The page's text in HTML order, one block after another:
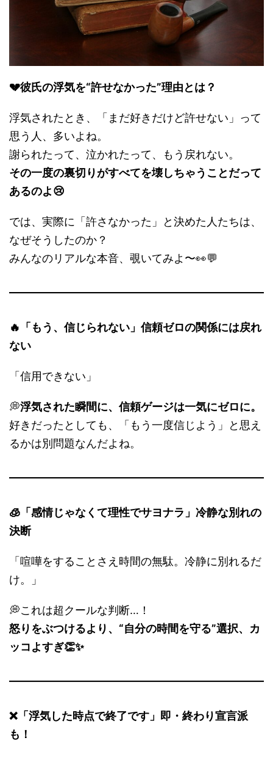
💔彼氏の浮気を“許せなかった”理由とは？
浮気されたとき、「まだ好きだけど許せない」って
思う人、多いよね。
謝られたって、泣かれたって、もう戻れない。
その一度の裏切りがすべてを壊しちゃうことだって
あるのよ😢
では、実際に「許さなかった」と決めた人たちは、
なぜそうしたのか？
みんなのリアルな本音、覗いてみよ〜👀💬
🔥「もう、信じられない」信頼ゼロの関係には戻れ
ない
「信用できない」
💭浮気された瞬間に、信頼ゲージは一気にゼロに。
好きだったとしても、「もう一度信じよう」と思え
るかは別問題なんだよね。
🧊「感情じゃなくて理性でサヨナラ」冷静な別れの
決断
「喧嘩をすることさえ時間の無駄。冷静に別れるだ
け。」
💭これは超クールな判断…！
怒りをぶつけるより、“自分の時間を守る”選択、カ
ッコよすぎ👏✨
❌「浮気した時点で終了です」即・終わり宣言派
も！